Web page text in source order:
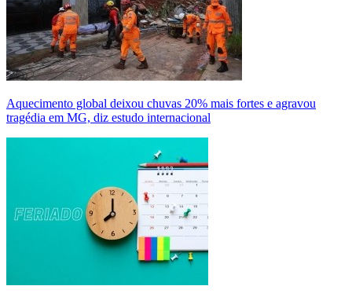
Aquecimento global deixou chuvas 20% mais fortes e agravou
tragédia em MG, diz estudo internacional